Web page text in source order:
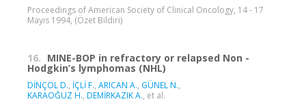
Proceedings of American Society of Clinical Oncology, 14 - 17
Mayıs 1994, (Özet Bildiri)
16. MINE-BOP in refractory or relapsed Non -
Hodgkin’s lymphomas (NHL)
DİNÇOL D., İÇLİ F., ARICAN A., GÜNEL N.,
KARAOĞUZ H., DEMİRKAZIK A., et al.